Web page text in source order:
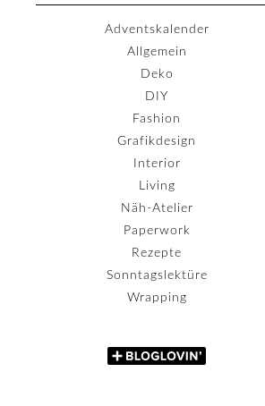
Adventskalender
Allgemein
Deko
DIY
Fashion
Grafikdesign
Interior
Living
Näh-Atelier
Paperwork
Rezepte
Sonntagslektüre
Wrapping